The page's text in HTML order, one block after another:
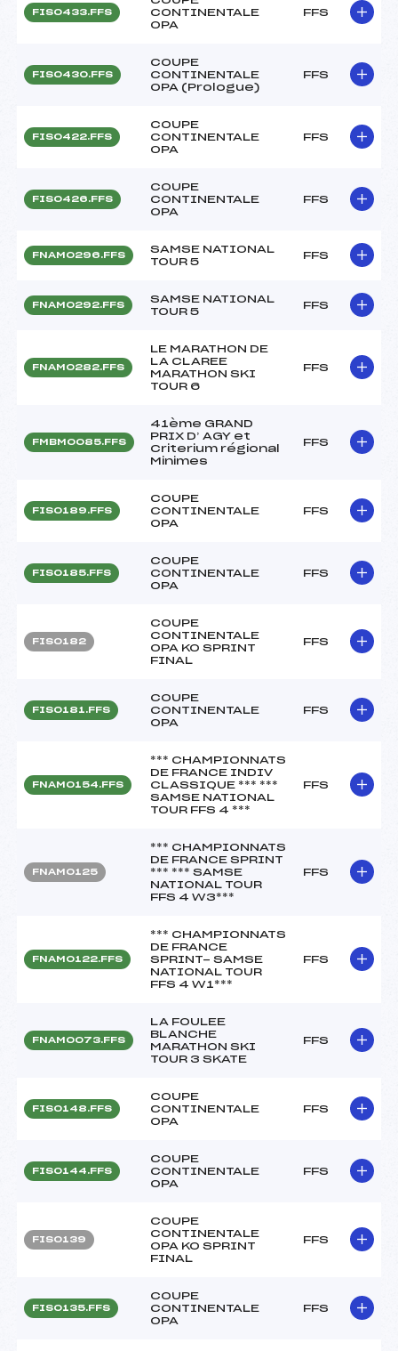
FIS0433.FFS
CONTINENTALE
OPA
FFS
FIS0430.FFS
COUPE
CONTINENTALE
OPA (Prologue)
FFS
FIS0422.FFS
COUPE
CONTINENTALE
OPA
FFS
FIS0426.FFS
COUPE
CONTINENTALE
OPA
FFS
FNAM0296.FFS
SAMSE NATIONAL
TOUR 5
FFS
FNAM0292.FFS
SAMSE NATIONAL
TOUR 5
FFS
FNAM0282.FFS
LE MARATHON DE
LA CLAREE
MARATHON SKI
TOUR 6
FFS
FMBM0085.FFS
41ème GRAND
PRIX D’ AGY et
Criterium régional
Minimes
FFS
FIS0189.FFS
COUPE
CONTINENTALE
OPA
FFS
FIS0185.FFS
COUPE
CONTINENTALE
OPA
FFS
FIS0182
COUPE
CONTINENTALE
OPA KO SPRINT
FINAL
FFS
FIS0181.FFS
COUPE
CONTINENTALE
OPA
FFS
FNAM0154.FFS
*** CHAMPIONNATS
DE FRANCE INDIV
CLASSIQUE *** ***
SAMSE NATIONAL
TOUR FFS 4 ***
FFS
FNAM0125
*** CHAMPIONNATS
DE FRANCE SPRINT
*** *** SAMSE
NATIONAL TOUR
FFS 4 W3***
FFS
FNAM0122.FFS
*** CHAMPIONNATS
DE FRANCE
SPRINT- SAMSE
NATIONAL TOUR
FFS 4 W1***
FFS
FNAM0073.FFS
LA FOULEE
BLANCHE
MARATHON SKI
TOUR 3 SKATE
FFS
FIS0148.FFS
COUPE
CONTINENTALE
OPA
FFS
FIS0144.FFS
COUPE
CONTINENTALE
OPA
FFS
FIS0139
COUPE
CONTINENTALE
OPA KO SPRINT
FINAL
FFS
FIS0135.FFS
COUPE
CONTINENTALE
OPA
FFS